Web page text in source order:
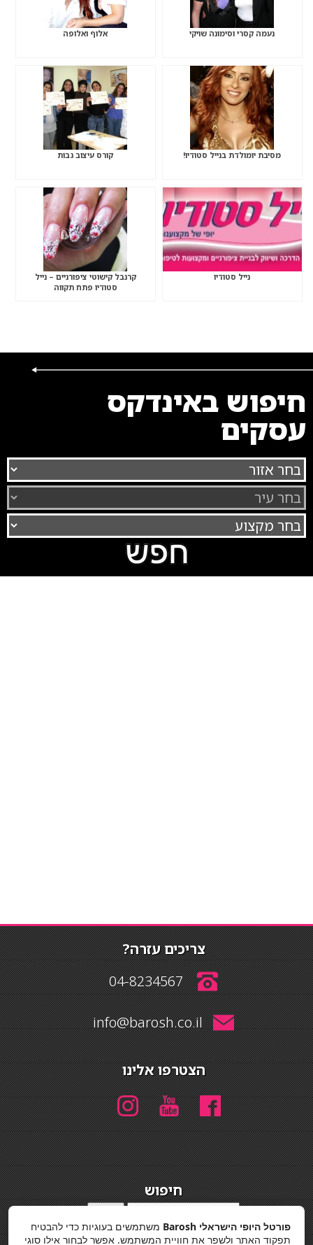
נעמה קסרי וסימונה שויקי אלוף ואלופה
מסיבת יומולדת בנייל סטודיו! קורס עיצוב גבות
נייל סטודיו
קרנבל קישוטי ציפורניים – נייל
סטודיו פתח תקווה
חיפוש באינדקס
עסקים
צריכים עזרה?
04-8234567
info@barosh.co.il
הצטרפו אלינו
חיפוש
מדיניות פרטיות
פורטל היופי הישראלי Barosh
משתמשים בעוגיות כדי להבטיח
תפקוד האתר ולשפר את חוויית המשתמש. אפשר לבחור אילו סוגי